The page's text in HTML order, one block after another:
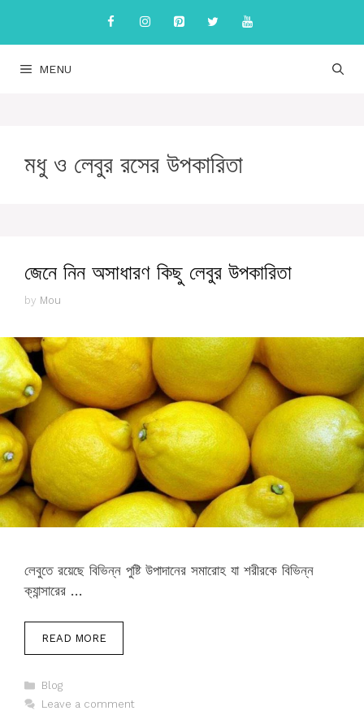
content
MENU
মধু ও লেবুর রসের উপকারিতা
জেনে নিন অসাধারণ কিছু লেবুর উপকারিতা
by Mou
লেবুতে রয়েছে বিভিন্ন পুষ্টি উপাদানের সমারোহ যা শরীরকে বিভিন্ন
ক্যান্সারের …
READ MORE
Categories
Blog
Leave a comment